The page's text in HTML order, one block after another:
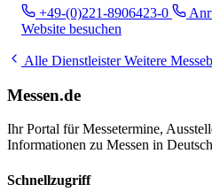
+49-(0)221-8906423-0
Website besuchen
Alle DienstleisterWeitere
Messen.de
Ihr Portal für Messetermine,
Informationen zu Messen in
Schnellzugriff